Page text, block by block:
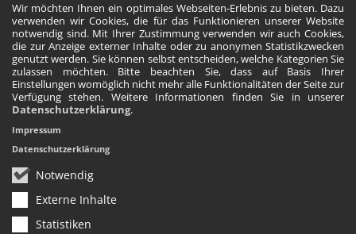
Wir möchten Ihnen ein optimales Webseiten-Erlebnis zu bieten. Dazu
verwenden wir Cookies, die für das Funktionieren unserer Website
notwendig sind. Mit Ihrer Zustimmung verwenden wir auch Cookies,
die zur Anzeige externer Inhalte oder zu anonymen Statistikzwecken
genutzt werden. Sie können selbst entscheiden, welche Kategorien Sie
zulassen möchten. Bitte beachten Sie, dass auf Basis Ihrer
Einstellungen womöglich nicht mehr alle Funktionalitäten der Seite zur
Verfügung stehen. Weitere Informationen finden Sie in unserer
Datenschutzerklärung.
Notwendig
Externe Inhalte
Statistiken
Impressum
Datenschutzerklärung